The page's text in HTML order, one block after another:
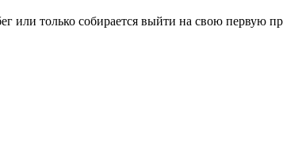
или только собирается выйти на свою первую